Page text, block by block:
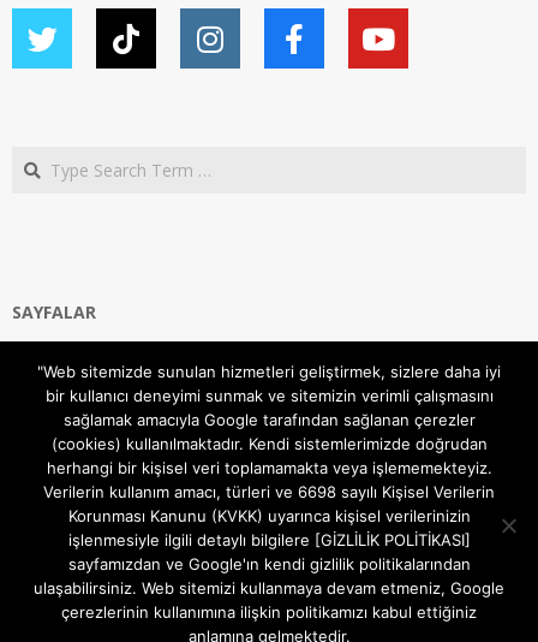
Search
SAYFALAR
Gizlilik ve Çerezler (Cookies) Politikası
Hakkımızda
İletişim Kanalları
MODEM KURULUM
TEKNİK DESTEK
TELEVİZYON SİSTEMLERİ
"Web sitemizde sunulan hizmetleri geliştirmek, sizlere daha iyi
bir kullanıcı deneyimi sunmak ve sitemizin verimli çalışmasını
sağlamak amacıyla Google tarafından sağlanan çerezler
(cookies) kullanılmaktadır. Kendi sistemlerimizde doğrudan
herhangi bir kişisel veri toplamamakta veya işlememekteyiz.
Verilerin kullanım amacı, türleri ve 6698 sayılı Kişisel Verilerin
Korunması Kanunu (KVKK) uyarınca kişisel verilerinizin
işlenmesiyle ilgili detaylı bilgilere [GİZLİLİK POLİTİKASI]
sayfamızdan ve Google'ın kendi gizlilik politikalarından
ulaşabilirsiniz. Web sitemizi kullanmaya devam etmeniz, Google
çerezlerinin kullanımına ilişkin politikamızı kabul ettiğiniz
anlamına gelmektedir.